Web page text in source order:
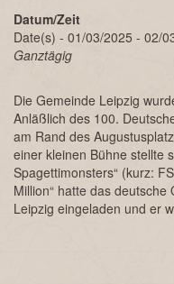
Datum/Zeit
Date(s) - 01/03/2025 - 02/
Ganztägig
Die Gemeinde Leipzig
Anläßlich des 100.
am Rand des
einer kleinen Bühne stellte
Spagettimonsters“ (kurz:
Million“ hatte das deutsche
Leipzig eingeladen und er